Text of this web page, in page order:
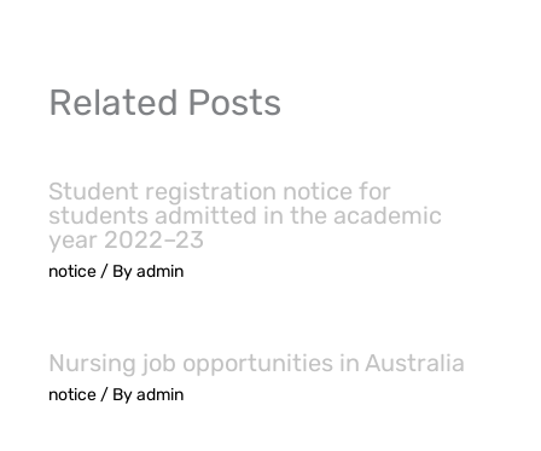
Related Posts
Student registration notice for
students admitted in the academic
year 2022–23
notice/ Byadmin
Nursing job opportunities in Australia
notice/ Byadmin